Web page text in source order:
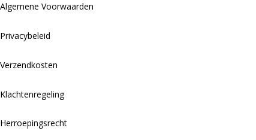
Algemene Voorwaarden
Privacybeleid
Verzendkosten
Klachtenregeling
Herroepingsrecht